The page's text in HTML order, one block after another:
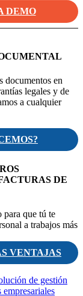
DEMO
documentos en
legales y de
a cualquier
DE
para que tú te
a trabajos más
VENTAJAS